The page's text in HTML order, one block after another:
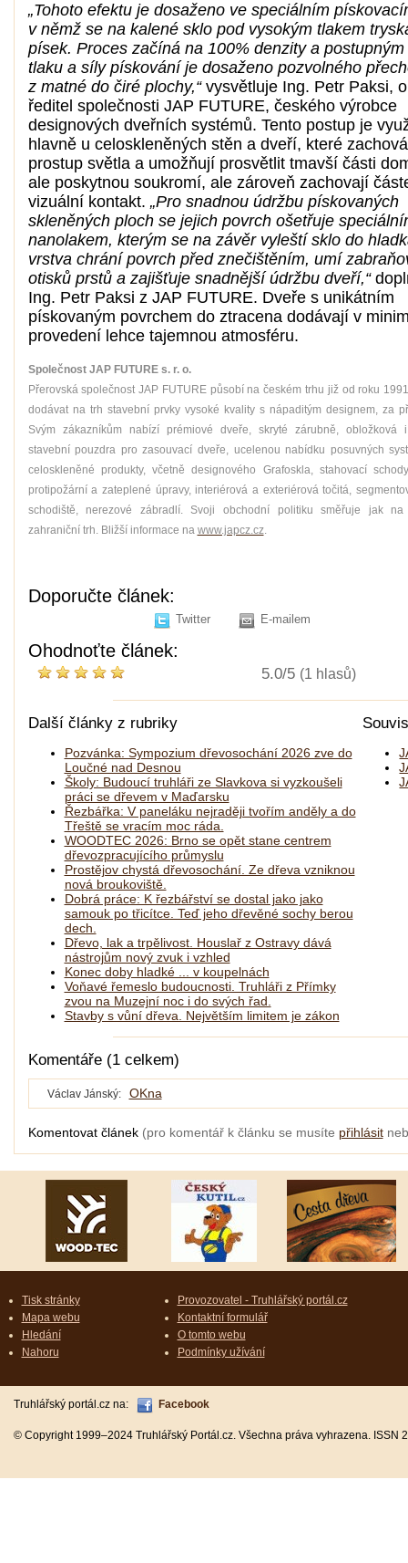
„Tohoto efektu je dosaženo ve speciálním
v němž se na kalené sklo pod vysokým tlakem
písek. Proces začíná na 100% denzity a
tlaku a síly pískování je dosaženo pozvolného
z matné do čiré plochy,“vysvětluje Ing. Petr Paksi,
ředitel společnosti JAP FUTURE, českého výrobce
designových dveřních systémů. Tento postup je
hlavně u celoskleněných stěn a dveří, které
prostup světla a umožňují prosvětlit tmavší části
ale poskytnou soukromí, ale zároveň zachovají
vizuální kontakt. „Pro snadnou údržbu pískovaných
skleněných ploch se jejich povrch ošetřuje
nanolakem, kterým se na závěr vyleští sklo do
vrstva chrání povrch před znečištěním, umí
otisků prstů a zajišťuje snadnější údržbu dveří,“
Ing. Petr Paksi z JAP FUTURE. Dveře s unikátním
pískovaným povrchem do ztracena dodávají v
provedení lehce tajemnou atmosféru.
Společnost JAP FUTURE s. r. o.
Přerovská společnost JAP FUTURE působí na českém trhu již od roku
dodávat na trh stavební prvky vysoké kvality s nápaditým designem, za
Svým zákazníkům nabízí prémiové dveře, skryté zárubně, obložková
stavební pouzdra pro zasouvací dveře, ucelenou nabídku posuvných
celoskleněné produkty, včetně designového Grafoskla, stahovací
protipožární a zateplené úpravy, interiérová a exteriérová točitá,
schodiště, nerezové zábradlí. Svoji obchodní politiku směřuje jak na
zahraniční trh. Bližší informace na www.japcz.cz.
Doporučte článek:
Twitter E-mailem
Ohodnoťte článek:
5.0/5 (1 hlasů)
Další články z rubriky
Pozvánka: Sympozium dřevosochání 2026 zve do
Loučné nad Desnou
Školy: Budoucí truhláři ze Slavkova si vyzkoušeli
práci se dřevem v Maďarsku
Řezbářka: V paneláku nejraději tvořím anděly a do
Třeště se vracím moc ráda.
WOODTEC 2026: Brno se opět stane centrem
dřevozpracujícího průmyslu
Prostějov chystá dřevosochání. Ze dřeva vzniknou
nová broukoviště.
Dobrá práce: K řezbářství se dostal jako jako
samouk po třicítce. Teď jeho dřevěné sochy berou
dech.
Dřevo, lak a trpělivost. Houslař z Ostravy dává
nástrojům nový zvuk i vzhled
Konec doby hladké ... v koupelnách
Voňavé řemeslo budoucnosti. Truhláři z Přímky
zvou na Muzejní noc i do svých řad.
Stavby s vůní dřeva. Největším limitem je zákon
Komentáře (1 celkem)
Václav Jánský: OKna
Komentovat článek (pro komentář k článku se musíte přihlásit
Tisk stránky
Mapa webu
Hledání
Nahoru
Provozovatel - Truhlářský portál.cz
Kontaktní formulář
O tomto webu
Podmínky užívání
Truhlářský portál.cz na: Facebook
© Copyright 1999–2024 Truhlářský Portál.cz. Všechna práva vyhrazena.